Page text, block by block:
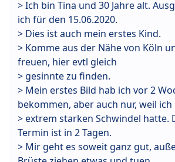
> Ich bin Tina und 30 Jahre alt.
ich für den 15.06.2020.
> Dies ist auch mein erstes Kind.
> Komme aus der Nähe von Köln
freuen, hier evtl gleich
> gesinnte zu finden.
> Mein erstes Bild hab ich vor 2
bekommen, aber auch nur, weil ich
> extrem starken Schwindel hatte.
Termin ist in 2 Tagen.
> Mir geht es soweit ganz gut,